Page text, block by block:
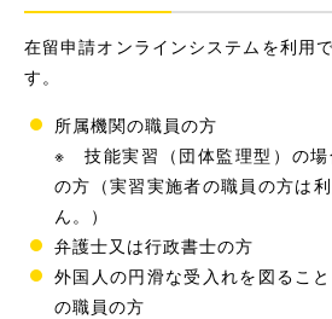
在留申請オンラインシステムを利用
す。
所属機関の職員の方
※ 技能実習（団体監理型）の場
の方（実習実施者の職員の方は
ん。）
弁護士又は行政書士の方
外国人の円滑な受入れを図るこ
の職員の方